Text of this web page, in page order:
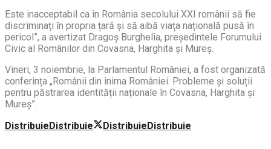
Este inacceptabil ca în România secolului XXI românii să fie
discriminați în propria țară și să aibă viața națională pusă în
pericol”, a avertizat Dragoș Burghelia, preşedintele Forumului
Civic al Românilor din Covasna, Harghita şi Mureş.
Vineri, 3 noiembrie, la Parlamentul României, a fost organizată
conferința „Românii din inima României. Probleme și soluții
pentru păstrarea identității naționale în Covasna, Harghita și
Mureș”.
DistribuieDistribuie DistribuieDistribuie